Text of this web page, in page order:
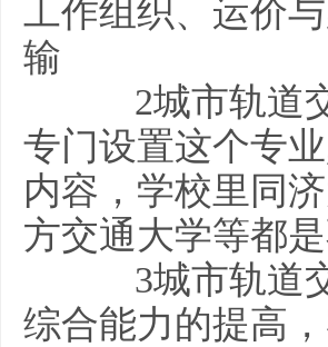
工作组织、运价
输
2城市轨道交
专门设置这个专
内容，学校里同
方交通大学等都
3城市轨道交
综合能力的提高